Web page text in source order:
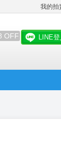
我的拍
OFF LINE登